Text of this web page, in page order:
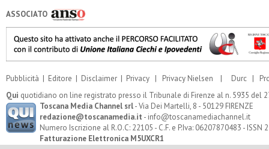
ASSOCIATO
Pubblicità | Editore | Disclaimer | Privacy | Privacy Nielsen | Durc |
Qui quotidiano on line registrato presso il Tribunale di Firenze al n. 5935 del
Toscana Media Channel srl- Via Dei Martelli, 8 - 50129 FIRENZE
redazione@toscanamedia.it - info@toscanamediachannel.it
Numero Iscrizione al R.O.C: 22105 - C.F. e P.Iva: 06207870483 - ISSN
Fatturazione Elettronica M5UXCR1